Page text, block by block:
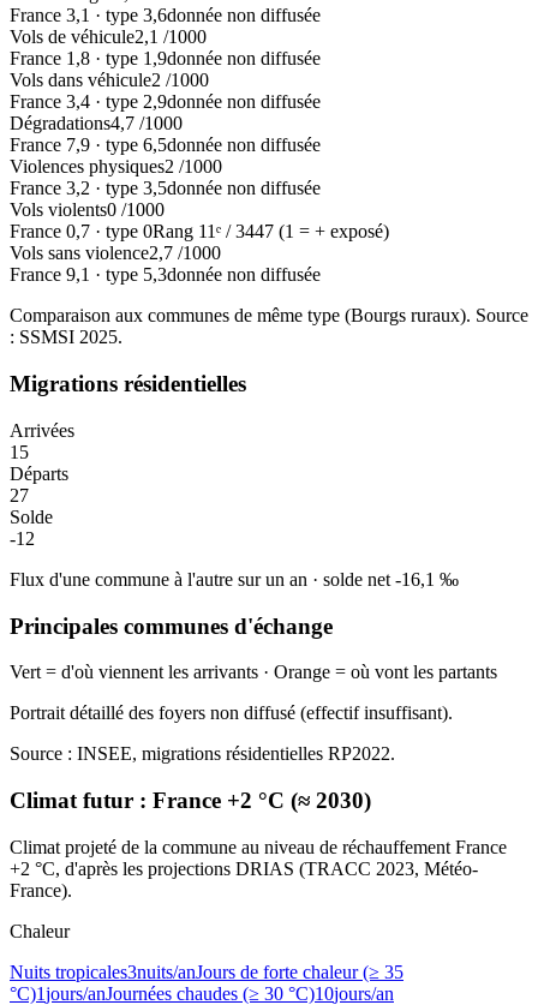
France 3,1 · type 3,6donnée non diffusée
Vols de véhicule2,1 /1000
France 1,8 · type 1,9donnée non diffusée
Vols dans véhicule2 /1000
France 3,4 · type 2,9donnée non diffusée
Dégradations4,7 /1000
France 7,9 · type 6,5donnée non diffusée
Violences physiques2 /1000
France 3,2 · type 3,5donnée non diffusée
Vols violents0 /1000
France 0,7 · type 0Rang 11ᵉ /3447 (1 = + exposé)
Vols sans violence2,7 /1000
France 9,1 · type 5,3donnée non diffusée
Comparaison aux communes de même type (Bourgs ruraux). Source
: SSMSI 2025.
Migrations résidentielles
Arrivées
15
Départs
27
Solde
-12
Flux d'une commune à l'autre sur un an · solde net -16,1 ‰
Principales communes d'échange
Vert = d'où viennent les arrivants · Orange = où vont les partants
Portrait détaillé des foyers non diffusé (effectif insuffisant).
Source : INSEE, migrations résidentielles RP2022.
Climat futur : France +2 °C (≈ 2030)
Climat projeté de la commune au niveau de réchauffement France
+2 °C, d'après les projections DRIAS (TRACC 2023, Météo-
France).
Chaleur
Nuits tropicales3nuits/anJours de forte chaleur (≥ 35
°C)1jours/anJournées chaudes (≥ 30 °C)10jours/an